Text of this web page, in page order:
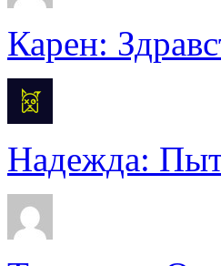
Карен:
Надежда: